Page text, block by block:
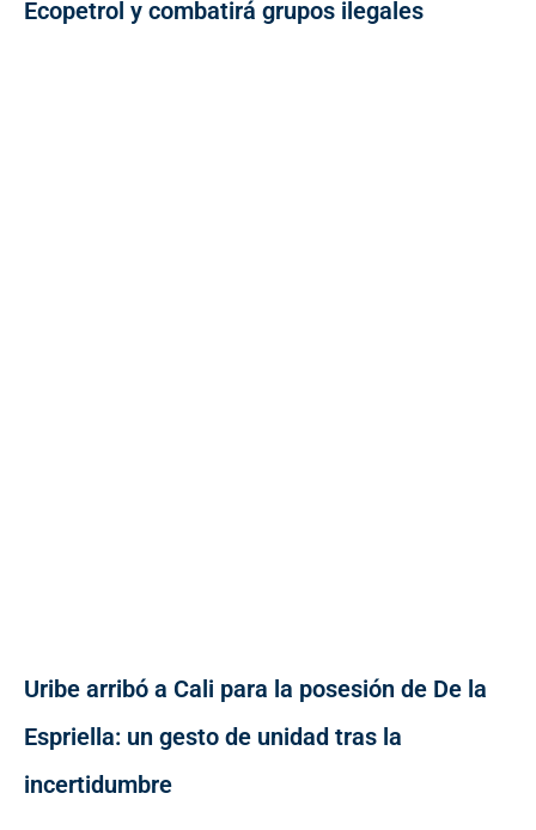
Ecopetrol y combatirá grupos ilegales
Uribe arribó a Cali para la posesión de De la
Espriella: un gesto de unidad tras la
incertidumbre